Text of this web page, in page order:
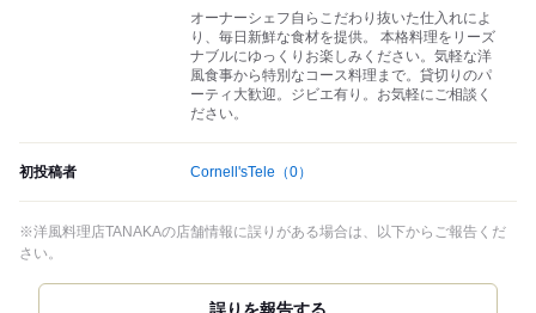
オーナーシェフ自らこだわり抜いた仕入れによ
り、毎日新鮮な食材を提供。 本格料理をリーズ
ナブルにゆっくりお楽しみください。気軽な洋
風食事から特別なコース料理まで。貸切りのパ
ーティ大歓迎。ジビエ有り。お気軽にご相談く
ださい。
初投稿者 Cornell'sTele （0）
※洋風料理店TANAKAの店舗情報に誤りがある場合は、以下からご報告くだ
さい。